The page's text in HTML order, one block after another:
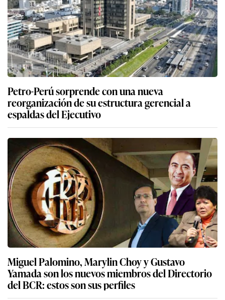
Petro-Perú sorprende con una nueva
reorganización de su estructura gerencial a
espaldas del Ejecutivo
Miguel Palomino, Marylin Choy y Gustavo
Yamada son los nuevos miembros del Directorio
del BCR: estos son sus perfiles